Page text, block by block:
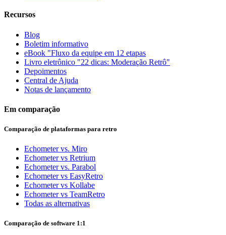
Recursos
Blog
Boletim informativo
eBook "Fluxo da equipe em 12 etapas
Livro eletrônico "22 dicas: Moderação Retrô"
Depoimentos
Central de Ajuda
Notas de lançamento
Em comparação
Comparação de plataformas para retro
Echometer vs. Miro
Echometer vs Retrium
Echometer vs. Parabol
Echometer vs EasyRetro
Echometer vs Kollabe
Echometer vs TeamRetro
Todas as alternativas
Comparação de software 1:1